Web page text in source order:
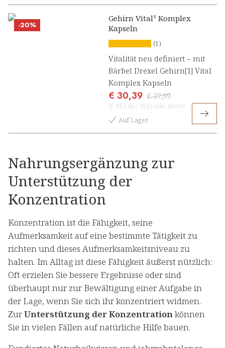
-20%
Gehirn Vital¹ Komplex
Kapseln
(1)
Vitalität neu definiert – mit
Bärbel Drexel Gehirn[1] Vital
Komplex Kapseln
€ 30,39 € 37,99
(€ 810,40 / 1kg) inkl. MwSt
Auf Lager
Nahrungsergänzung zur
Unterstützung der
Konzentration
Konzentration ist die Fähigkeit, seine
Aufmerksamkeit auf eine bestimmte Tätigkeit zu
richten und dieses Aufmerksamkeitsniveau zu
halten. Im Alltag ist diese Fähigkeit äußerst nützlich:
Oft erzielen Sie bessere Ergebnisse oder sind
überhaupt nur zur Bewältigung einer Aufgabe in
der Lage, wenn Sie sich ihr konzentriert widmen.
ZurUnterstützung der Konzentrationkönnen
Sie in vielen Fällen auf natürliche Hilfe bauen.